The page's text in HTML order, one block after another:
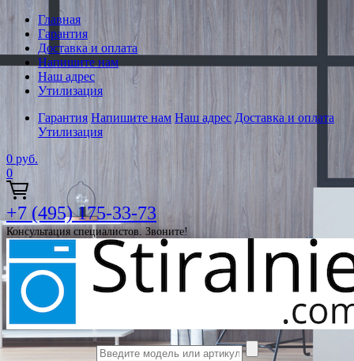
Главная
Гарантия
Доставка и оплата
Напишите нам
Наш адрес
Утилизация
Гарантия Напишите нам Наш адрес Доставка и оплата
Утилизация
0 руб.
0
+7 (495) 175-33-73
Консультация специалистов. Звоните!